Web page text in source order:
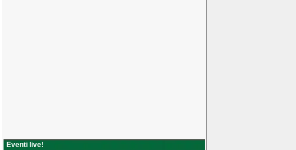
Eventi live!